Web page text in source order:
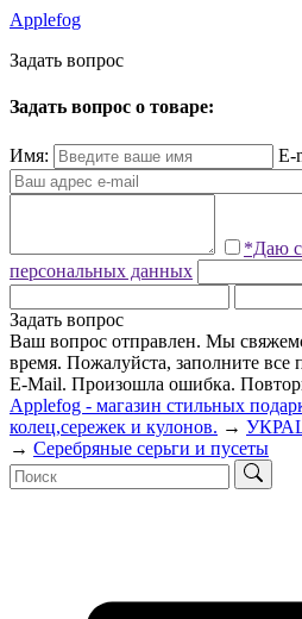
Applefog
Задать вопрос
Задать вопрос о товаре:
Имя:
E-
*Даю
персональных данных
Задать вопрос
Ваш вопрос отправлен. Мы
время. Пожалуйста, заполните все
E-Mail. Произошла ошибка.
Applefog - магазин стильных
колец,сережек и кулонов. →
→ Серебряные серьги и пусеты